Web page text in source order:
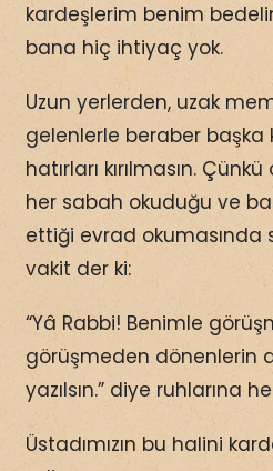
kardeşlerim benim
bana hiç ihtiyaç yok.
Uzun yerlerden, uzak
gelenlerle beraber başka
hatırları kırılmasın.
her sabah okuduğu ve
ettiği evrad okumasında
vakit der ki:
“Yâ Rabbi! Benimle
görüşmeden dönenlerin
yazılsın.” diye ruhlarına
Üstadımızın bu halini